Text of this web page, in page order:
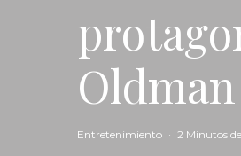
Oldman
Entretenimiento · 2 Minutos